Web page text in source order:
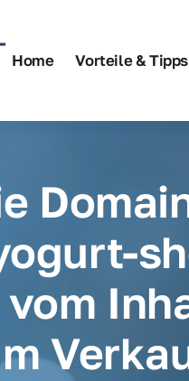
Home Vorteile & Tipps